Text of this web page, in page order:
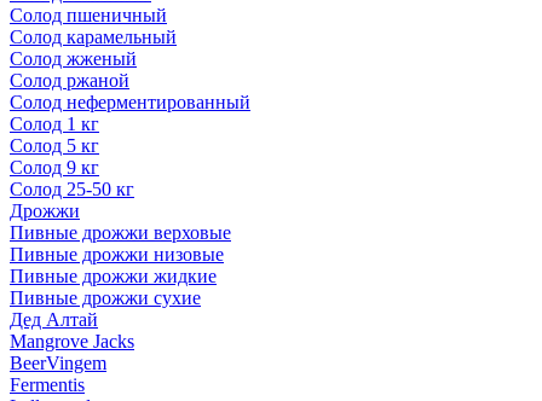
Солод пшеничный
Солод карамельный
Солод жженый
Солод ржаной
Солод неферментированный
Солод 1 кг
Солод 5 кг
Солод 9 кг
Солод 25-50 кг
Дрожжи
Пивные дрожжи верховые
Пивные дрожжи низовые
Пивные дрожжи жидкие
Пивные дрожжи сухие
Дед Алтай
Mangrove Jacks
BeerVingem
Fermentis